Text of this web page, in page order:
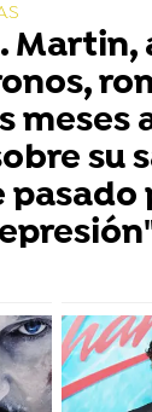
Martin,
meses
su
pasado